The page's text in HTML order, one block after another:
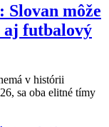
môže
aj futbalový
v histórii
sa oba elitné tímy